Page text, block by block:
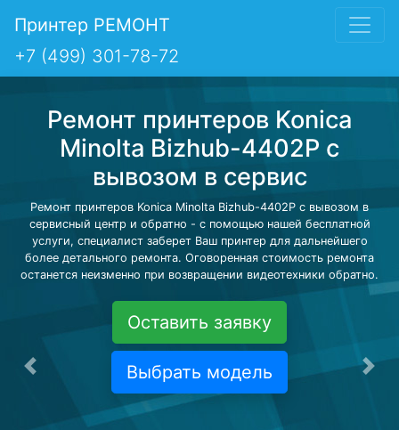
Принтер РЕМОНТ
+7 (499) 301-78-72
Ремонт принтеров Konica
Minolta Bizhub-4402P с
вывозом в сервис
Ремонт принтеров Konica Minolta Bizhub-4402P с вывозом в
сервисный центр и обратно - с помощью нашей бесплатной
услуги, специалист заберет Ваш принтер для дальнейшего
более детального ремонта. Оговоренная стоимость ремонта
останется неизменно при возвращении видеотехники обратно.
Оставить заявку
Выбрать модель
Предыдущая